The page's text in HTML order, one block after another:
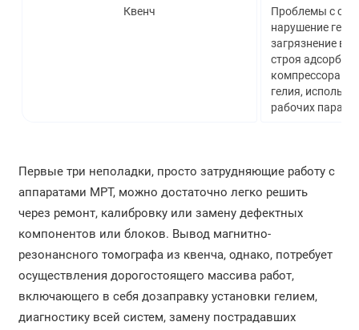
Квенч
Проблемы с
нарушение
загрязнение
строя
компрессора и
гелия,
рабочих
Первые три неполадки, просто затрудняющие работу с
аппаратами МРТ, можно достаточно легко решить
через ремонт, калибровку или замену дефектных
компонентов или блоков. Вывод магнитно-
резонансного томографа из квенча, однако, потребует
осуществления дорогостоящего массива работ,
включающего в себя дозаправку установки гелием,
диагностику всей систем, замену пострадавших